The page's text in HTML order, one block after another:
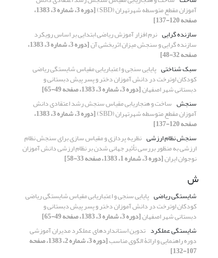
آموزان مقطع متوسطه شهرتهران (SBD) [دوره 3، شماره 3، 1383،
صفحه 120-137]
سازنده گرایی نرم افزار آموزش ریاضی ابتدایی بر اساس رویکرد
سازنده گرایی و سنجش میزان اثربخشی آن [دوره 3، شماره 3، 1383،
صفحه 32-48]
سبک شناختی پایایی سنجی و اعتباریابی مقیاس شایستگی ریاضی
کودکان اوترخت در دانش آموزان دختر و پسر پیش دبستانی و
دبستانی شهر اصفهان[دوره 3، شماره 3، 1383، صفحه 49-65]
سنجش ساخت و هنجاریابی مقیاس سنجش رشد اعتقادی دانش
آموزان مقطع متوسطه شهرتهران (SBD) [دوره 3، شماره 3، 1383،
صفحه 120-137]
سنجش نظام ارزشی نظریه پردازی و مقیاس سازی برای سنجش نظام
ارزشی به منظور بررسی تأثیر جهانی شدن بر نظام ارزشی دانش آموزان
نوجوان ایران[دوره 3، شماره 1، 1383، صفحه 33-58]
ش
شایستگی ریاضی پایایی سنجی و اعتباریابی مقیاس شایستگی ریاضی
کودکان اوترخت در دانش آموزان دختر و پسر پیش دبستانی و
دبستانی شهر اصفهان[دوره 3، شماره 3، 1383، صفحه 49-65]
شایستگی عملکرد تدوین استانداردهای عملکرد مدیران آموزشی
دوره راهنمایی و ارائۀ الگوی مناسب [دوره 3، شماره 2، 1383، صفحه
107-132]